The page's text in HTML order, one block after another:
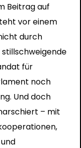
Beitrag auf
vor einem
durch
für
noch
Und doch
– mit